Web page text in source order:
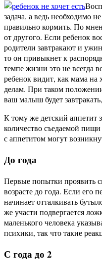
задача, а ведь необходимо
правильно кормить. По
от другого. Если ребенок
родители завтракают и
то он привыкнет к
темпе жизни это не всегда
ребенок видит, как мама на
делам. При таком
ваш малыш будет
К тому же детский аппетит
количество съедаемой
с аппетитом могут
До года
Первые попытки проявить
возрасте до года. Если его
начинает отталкивать
же участи подвергается
маленького человека
психики, так что такие
С года до 2